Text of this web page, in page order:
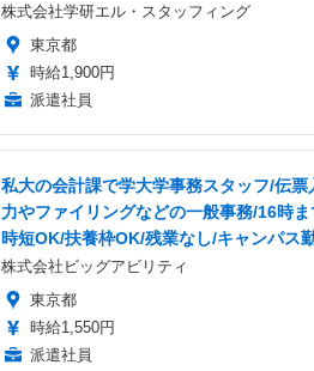
株式会社学研エル・スタッフィング
東京都
時給1,900円
派遣社員
私大の会計課で学大学事務スタッフ/伝票
力やファイリングなどの一般事務/16時ま
時短OK/扶養枠OK/残業なし/キャンパス
株式会社ビッグアビリティ
東京都
時給1,550円
派遣社員